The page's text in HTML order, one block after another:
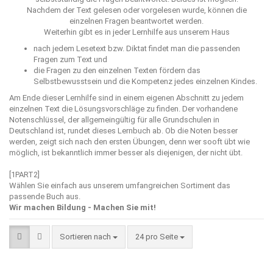
Nachdem der Text gelesen oder vorgelesen wurde, können die
einzelnen Fragen beantwortet werden.
Weiterhin gibt es in jeder Lernhilfe aus unserem Haus
nach jedem Lesetext bzw. Diktat findet man die passenden
Fragen zum Text und
die Fragen zu den einzelnen Texten fördern das
Selbstbewusstsein und die Kompetenz jedes einzelnen Kindes.
Am Ende dieser Lernhilfe sind in einem eigenen Abschnitt zu jedem
einzelnen Text die Lösungsvorschläge zu finden. Der vorhandene
Notenschlüssel, der allgemeingültig für alle Grundschulen in
Deutschland ist, rundet dieses Lernbuch ab. Ob die Noten besser
werden, zeigt sich nach den ersten Übungen, denn wer sooft übt wie
möglich, ist bekanntlich immer besser als diejenigen, der nicht übt.
[1PART2]
Wählen Sie einfach aus unserem umfangreichen Sortiment das
passende Buch aus.
Wir machen Bildung - Machen Sie mit!
Sortieren nach
Sortieren nach 24 pro Seite
pro Seite